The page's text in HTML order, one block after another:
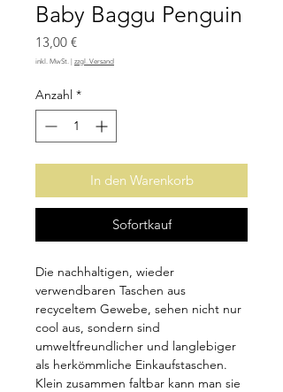
Baby Baggu Penguin
13,00 €Preis
inkl. MwSt. zzgl. Versand
Anzahl *
In den Warenkorb
Sofortkauf
Die nachhaltigen, wieder
verwendbaren Taschen aus
recyceltem Gewebe, sehen nicht nur
cool aus, sondern sind
umweltfreundlicher und langlebiger
als herkömmliche Einkaufstaschen.
Klein zusammen faltbar kann man sie